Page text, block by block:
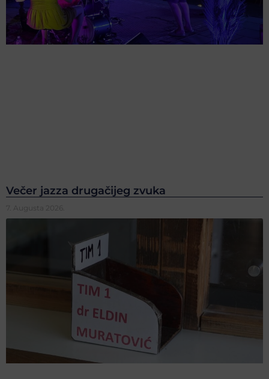
Večer jazza drugačijeg zvuka
7. Augusta 2026.